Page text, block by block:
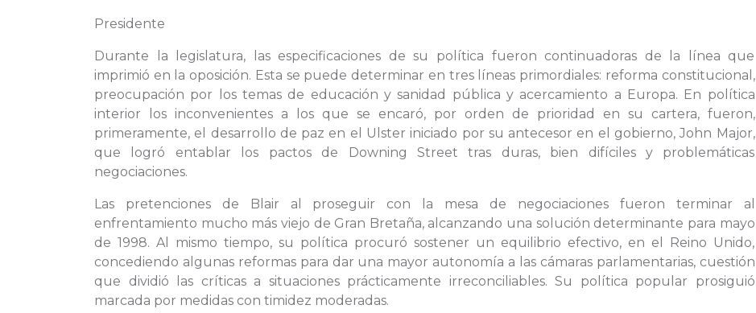
Presidente
Durante la legislatura, las especificaciones de su política fueron continuadoras de la línea que
imprimió en la oposición. Esta se puede determinar en tres líneas primordiales: reforma constitucional,
preocupación por los temas de educación y sanidad pública y acercamiento a Europa. En política
interior los inconvenientes a los que se encaró, por orden de prioridad en su cartera, fueron,
primeramente, el desarrollo de paz en el Ulster iniciado por su antecesor en el gobierno, John Major,
que logró entablar los pactos de Downing Street tras duras, bien difíciles y problemáticas
negociaciones.
Las pretenciones de Blair al proseguir con la mesa de negociaciones fueron terminar al
enfrentamiento mucho más viejo de Gran Bretaña, alcanzando una solución determinante para mayo
de 1998. Al mismo tiempo, su política procuró sostener un equilibrio efectivo, en el Reino Unido,
concediendo algunas reformas para dar una mayor autonomía a las cámaras parlamentarias, cuestión
que dividió las críticas a situaciones prácticamente irreconciliables. Su política popular prosiguió
marcada por medidas con timidez moderadas.